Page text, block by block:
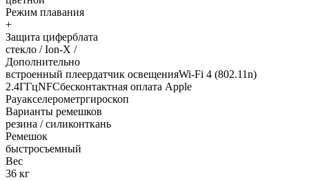
Режим плавания
+
Защита циферблата
стекло / Ion-X /
Дополнительно
встроенный плеердатчик освещенияWi-Fi 4 (802.11n)
2.4ГГцNFCбесконтактная оплата Apple
Payакселерометргироскоп
Варианты ремешков
резина / силиконткань
Ремешок
быстросъемный
Вес
36 кг